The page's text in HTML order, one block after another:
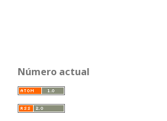
Número actual